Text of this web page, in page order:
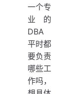
一个专
业的
DBA
平时都
要负责
哪些工
作吗，